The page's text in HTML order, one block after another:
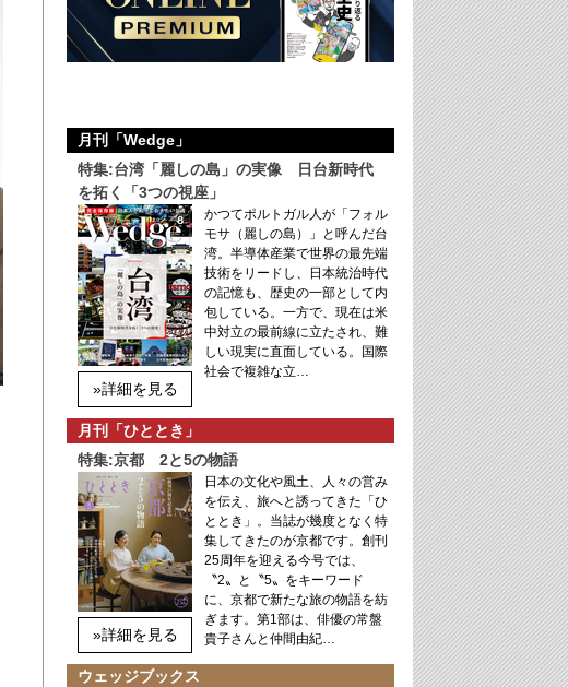
月刊「Wedge」
特集:台湾「麗しの島」の実像 日台新時代
を拓く「3つの視座」
»詳細を見る
かつてポルトガル人が「フォル
モサ（麗しの島）」と呼んだ台
湾。半導体産業で世界の最先端
技術をリードし、日本統治時代
の記憶も、歴史の一部として内
包している。一方で、現在は米
中対立の最前線に立たされ、難
しい現実に直面している。国際
社会で複雑な立…
月刊「ひととき」
特集:京都 2と5の物語
»詳細を見る
日本の文化や風土、人々の営み
を伝え、旅へと誘ってきた「ひ
ととき」。当誌が幾度となく特
集してきたのが京都です。創刊
25周年を迎える今号では、
〝2〟と〝5〟をキーワード
に、京都で新たな旅の物語を紡
ぎます。第1部は、俳優の常盤
貴子さんと仲間由紀…
ウェッジブックス